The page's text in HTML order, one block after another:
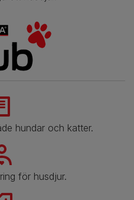
hundar och katter.
för husdjur.